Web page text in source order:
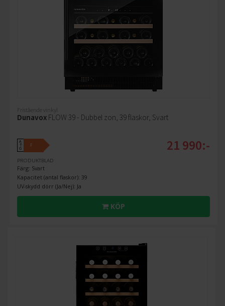
Fristående vinkyl
Dunavox FLOW 39 - Dubbel zon, 39 flaskor, Svart
A
↑
G
F
PRODUKTBLAD
Färg: Svart
Kapacitet (antal flaskor): 39
UV-skydd dörr (Ja/Nej): Ja
21 990:-
KÖP